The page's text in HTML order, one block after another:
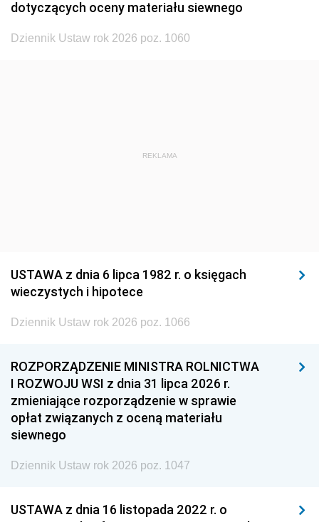
dotyczących oceny materiału siewnego
Dziennik Ustaw rok 2026 poz. 1060
REKLAMA
USTAWA z dnia 6 lipca 1982 r. o księgach
wieczystych i hipotece
Dziennik Ustaw rok 2026 poz. 1066
ROZPORZĄDZENIE MINISTRA ROLNICTWA
I ROZWOJU WSI z dnia 31 lipca 2026 r.
zmieniające rozporządzenie w sprawie
opłat związanych z oceną materiału
siewnego
Dziennik Ustaw rok 2026 poz. 1047
USTAWA z dnia 16 listopada 2022 r. o